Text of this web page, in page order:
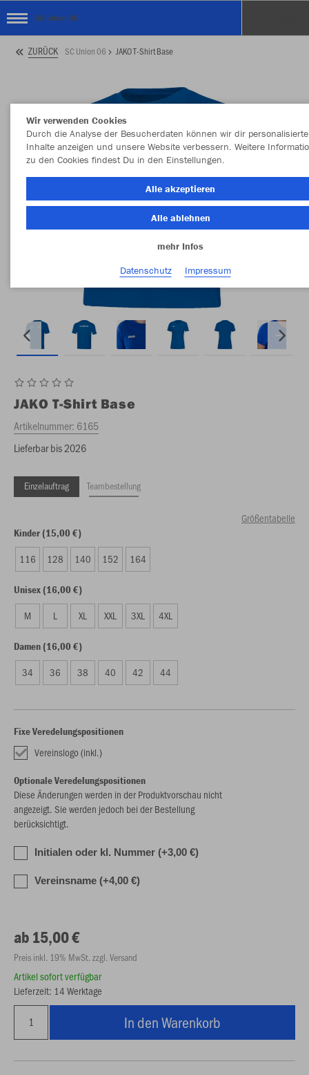
SC Union 06
ZURÜCK SC Union 06 JAKO T-Shirt Base
JAKO T-Shirt Base
Artikelnummer: 6165
Lieferbar bis 2026
Einzelauftrag Teambestellung
Größentabelle
Kinder (15,00 €)
116 128 140 152 164
Unisex (16,00 €)
M L XL XXL 3XL 4XL
Damen (16,00 €)
34 36 38 40 42 44
Fixe Veredelungspositionen
Vereinslogo (inkl.)
Optionale Veredelungspositionen
Diese Änderungen werden in der Produktvorschau nicht
angezeigt. Sie werden jedoch bei der Bestellung
berücksichtigt.
Initialen oder kl. Nummer (+3,00 €)
Vereinsname (+4,00 €)
ab 15,00 €
Preis inkl. 19% MwSt. zzgl. Versand
Artikel sofort verfügbar
Lieferzeit: 14 Werktage
In den Warenkorb
Wir verwenden Cookies
Durch die Analyse der Besucherdaten können wir dir personalisierte
Inhalte anzeigen und unsere Website verbessern. Weitere
zu den Cookies findest Du in den Einstellungen.
Alle akzeptieren
Alle ablehnen
mehr Infos
Datenschutz
Impressum